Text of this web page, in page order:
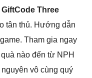
GiftCode Three
tân thủ. Hướng dẫn
Tham gia ngay
nào đến từ NPH
vô cùng quý